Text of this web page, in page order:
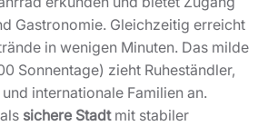
Gastronomie. Gleichzeitig erreicht
in wenigen Minuten. Das milde
Sonnentage) zieht Ruheständler,
internationale Familien an.
sichere Stadtmit stabiler